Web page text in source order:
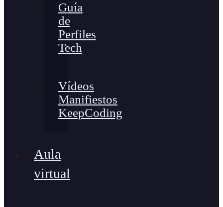
Guía
de
Perfiles
Tech
Vídeos
Manifiestos
KeepCoding
Aula
virtual